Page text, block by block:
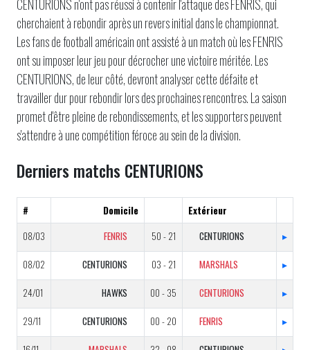
CENTURIONS n'ont pas réussi à contenir l'attaque des FENRIS, qui
cherchaient à rebondir après un revers initial dans le championnat.
Les fans de football américain ont assisté à un match où les FENRIS
ont su imposer leur jeu pour décrocher une victoire méritée. Les
CENTURIONS, de leur côté, devront analyser cette défaite et
travailler dur pour rebondir lors des prochaines rencontres. La saison
promet d'être pleine de rebondissements, et les supporters peuvent
s'attendre à une compétition féroce au sein de la division.
Derniers matchs CENTURIONS
# Domicile
Extérieur
08/03
FENRIS 50 - 21 CENTURIONS ▸
08/02 CENTURIONS 03 - 21 MARSHALS ▸
24/01 HAWKS 00 - 35 CENTURIONS ▸
29/11 CENTURIONS 00 - 20 FENRIS ▸